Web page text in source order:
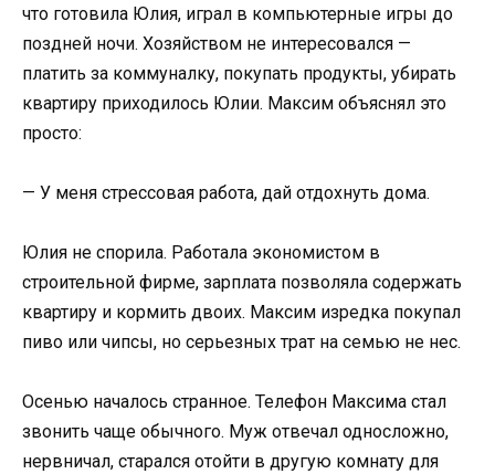
что готовила Юлия, играл в компьютерные игры до
поздней ночи. Хозяйством не интересовался —
платить за коммуналку, покупать продукты, убирать
квартиру приходилось Юлии. Максим объяснял это
просто:
— У меня стрессовая работа, дай отдохнуть дома.
Юлия не спорила. Работала экономистом в
строительной фирме, зарплата позволяла содержать
квартиру и кормить двоих. Максим изредка покупал
пиво или чипсы, но серьезных трат на семью не нес.
Осенью началось странное. Телефон Максима стал
звонить чаще обычного. Муж отвечал односложно,
нервничал, старался отойти в другую комнату для